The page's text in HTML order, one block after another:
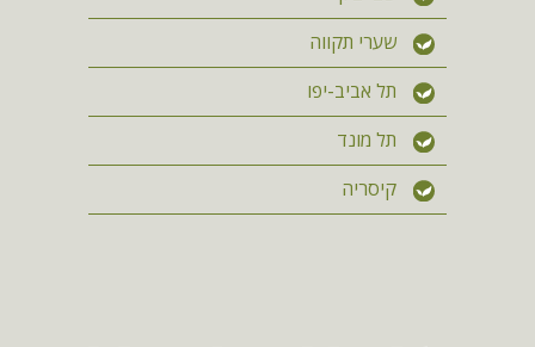
שערי תקווה
תל אביב-יפו
תל מונד
קיסריה